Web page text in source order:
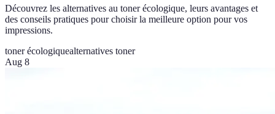
Découvrez les alternatives au toner écologique, leurs avantages et
des conseils pratiques pour choisir la meilleure option pour vos
impressions.
toner écologiquealternatives toner
Aug 8